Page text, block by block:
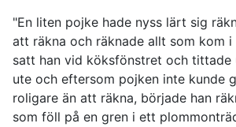
"En liten pojke hade nyss lärt sig
att räkna och räknade allt som kom i
satt han vid köksfönstret och tittade
ute och eftersom pojken inte kunde
roligare än att räkna, började han
som föll på en gren i ett